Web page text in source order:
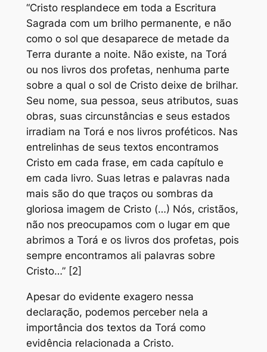
“Cristo resplandece em toda a Escritura
Sagrada com um brilho permanente, e não
como o sol que desaparece de metade da
Terra durante a noite. Não existe, na Torá
ou nos livros dos profetas, nenhuma parte
sobre a qual o sol de Cristo deixe de brilhar.
Seu nome, sua pessoa, seus atributos, suas
obras, suas circunstâncias e seus estados
irradiam na Torá e nos livros proféticos. Nas
entrelinhas de seus textos encontramos
Cristo em cada frase, em cada capítulo e
em cada livro. Suas letras e palavras nada
mais são do que traços ou sombras da
gloriosa imagem de Cristo (…) Nós, cristãos,
não nos preocupamos com o lugar em que
abrimos a Torá e os livros dos profetas, pois
sempre encontramos ali palavras sobre
Cristo…” [2]
Apesar do evidente exagero nessa
declaração, podemos perceber nela a
importância dos textos da Torá como
evidência relacionada a Cristo.